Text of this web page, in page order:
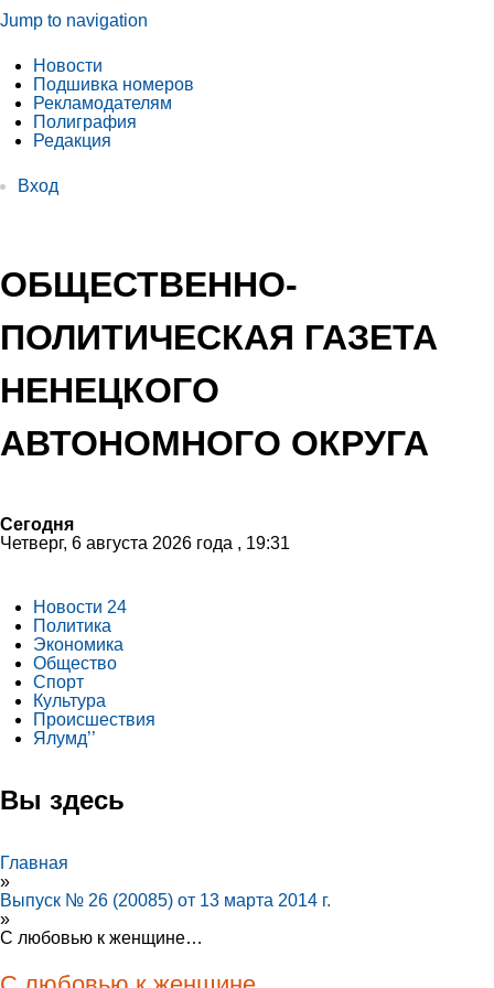
Jump to navigation
Новости
Подшивка номеров
Рекламодателям
Полиграфия
Редакция
Вход
ОБЩЕСТВЕННО-
ПОЛИТИЧЕСКАЯ ГАЗЕТА
НЕНЕЦКОГО
АВТОНОМНОГО ОКРУГА
Сегодня
Четверг, 6 августа 2026 года , 19:31
Новости 24
Политика
Экономика
Общество
Спорт
Культура
Происшествия
Ялумд’’
Вы здесь
Главная
»
Выпуск № 26 (20085) от 13 марта 2014 г.
»
С любовью к женщине…